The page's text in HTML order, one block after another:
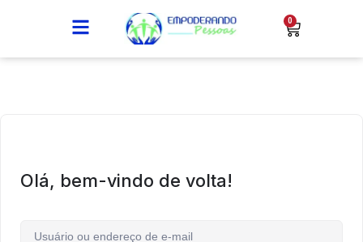
0
Olá, bem-vindo de volta!